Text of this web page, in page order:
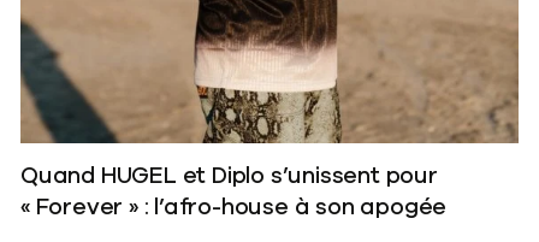
Quand HUGEL et Diplo s’unissent pour
« Forever » : l’afro-house à son apogée